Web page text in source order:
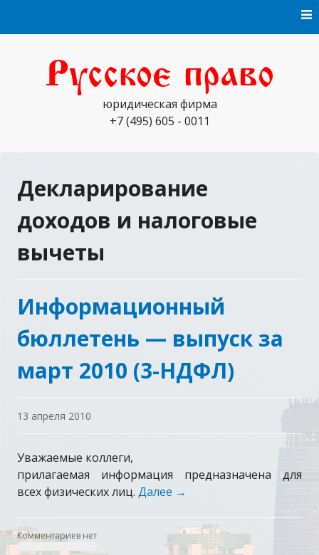
Русское право
юридическая фирма
+7 (495) 605 - 0011
Декларирование
доходов и налоговые
вычеты
Информационный
бюллетень — выпуск за
март 2010 (3-НДФЛ)
13 апреля 2010
Уважаемые коллеги,
прилагаемая информация предназначена для
всех физических лиц. Далее →
Комментариев нет